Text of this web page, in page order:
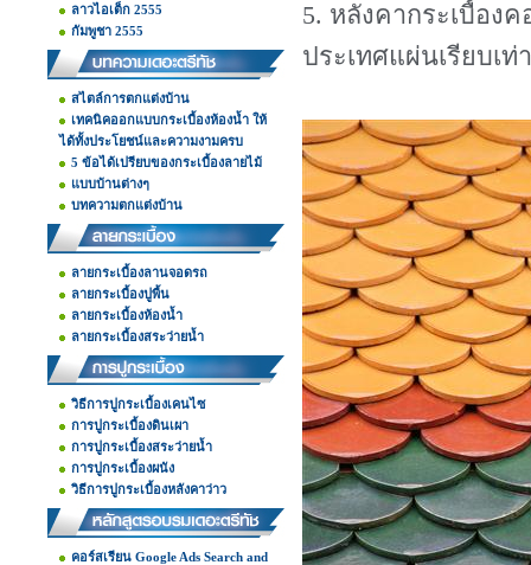
ลาวไอเต็ก 2555
กัมพูชา 2555
สไตล์การตกแต่งบ้าน
เทคนิคออกแบบกระเบื้องห้องน้ำ ให้
ได้ทั้งประโยชน์และความงามครบ
5 ข้อได้เปรียบของกระเบื้องลายไม้
แบบบ้านต่างๆ
บทความตกแต่งบ้าน
ลายกระเบื้องลานจอดรถ
ลายกระเบื้องปูพื้น
ลายกระเบื้องห้องน้ำ
ลายกระเบื้องสระว่ายน้ำ
วิธีการปูกระเบื้องเคนไซ
การปูกระเบื้องดินเผา
การปูกระเบื้องสระว่ายน้ำ
การปูกระเบื้องผนัง
วิธีการปูกระเบื้องหลังคาว่าว
คอร์สเรียน Google Ads Search and
5. หลังคากระเบื้อง
ประเทศแผ่นเรียบเ